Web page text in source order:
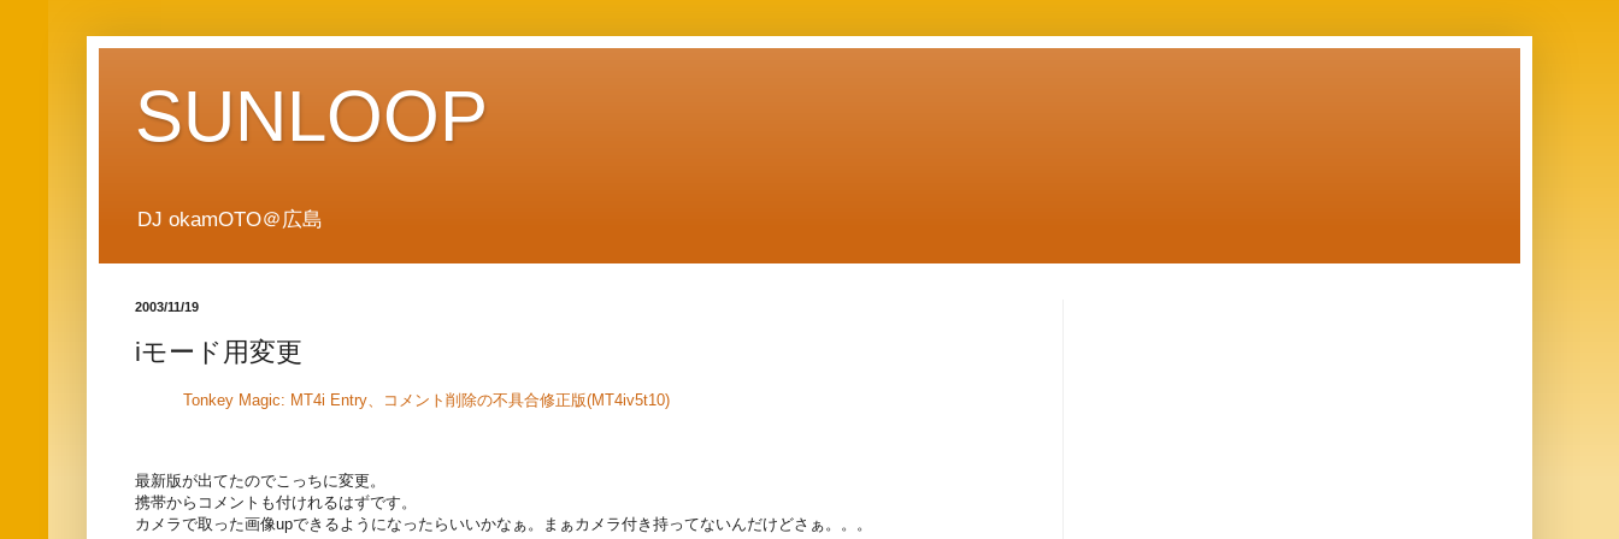
SUNLOOP
DJ okamOTO＠広島
2003/11/19
iモード用変更
Tonkey Magic: MT4i Entry、コメント削除の不具合修正版(MT4iv5t10)
最新版が出てたのでこっちに変更。
携帯からコメントも付けれるはずです。
カメラで取った画像upできるようになったらいいかなぁ。まぁカメラ付き持ってないんだけどさぁ。。。